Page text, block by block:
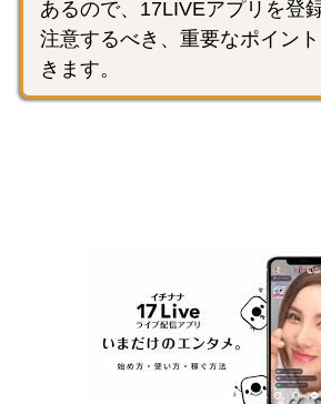
あるので、17LIVEアプリを登
注意するべき、重要なポイン
きます。